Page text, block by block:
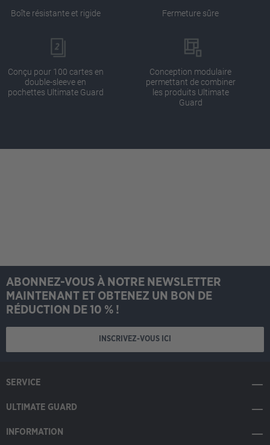
Boîte résistante et rigide Fermeture sûre
Conçu pour 100 cartes en
double-sleeve en
pochettes Ultimate Guard
Conception modulaire
permettant de combiner
les produits Ultimate
Guard
ABONNEZ-VOUS À NOTRE NEWSLETTER
MAINTENANT ET OBTENEZ UN BON DE
RÉDUCTION DE 10 % !
INSCRIVEZ-VOUS ICI
SERVICE
ULTIMATE GUARD
INFORMATION